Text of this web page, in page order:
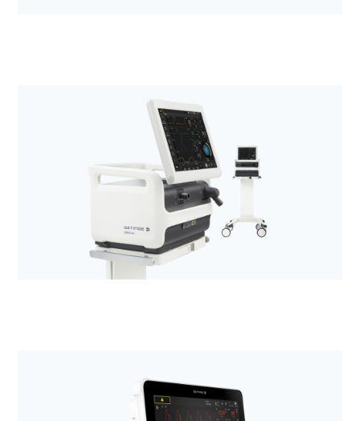
Anestezjologia i aparatura medyczna
Defibrylatory LIFEPAK